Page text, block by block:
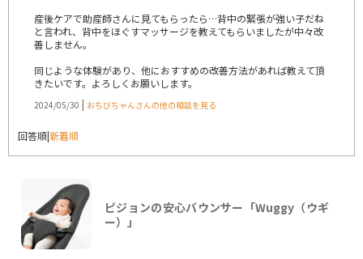
産後ケアで助産師さんに見てもらったら…背中の緊張が強い子だね
と言われ、背中をほぐすマッサージを教えてもらいましたが中々改
善しません。
同じような体験があり、他におすすめの改善方法があれば教えて頂
きたいです。よろしくお願いします。
2024/05/30 | おちびちゃんさんの他の相談を見る
回答順|新着順
ピジョンの安心バウンサー「Wuggy（ウギ
ー）」